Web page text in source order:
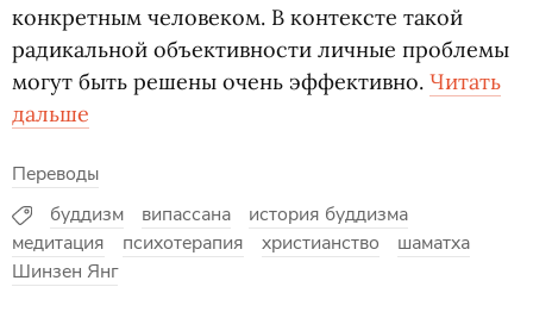
конкретным человеком. В контексте такой
радикальной объективности личные проблемы
могут быть решены очень эффективно. Читать
дальше
Переводы
буддизм
випассана
история буддизма
медитация
психотерапия христианство
шаматха
Шинзен Янг